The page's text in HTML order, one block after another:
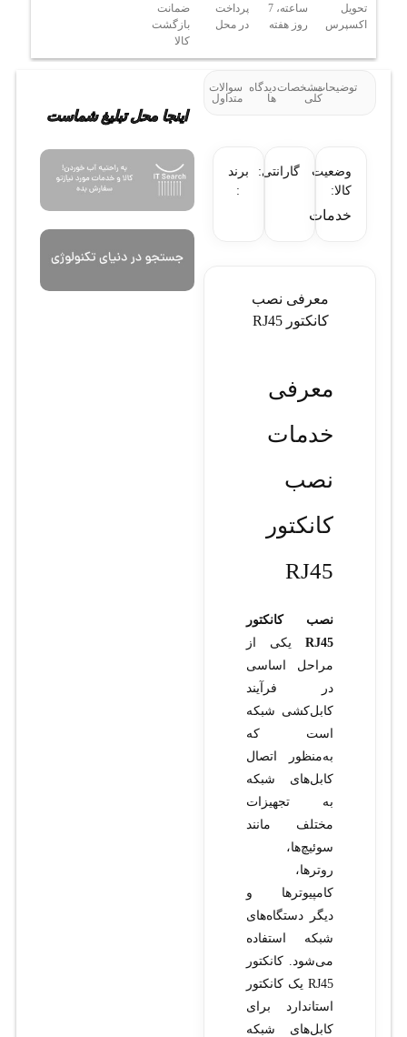
تحویل
اکسپرس
ساعته، 7
روز هفته
پرداخت
در محل
ضمانت
بازگشت
کالا
توضیحاتمشخصات
کلی
دیدگاه
ها
سوالات
متداول
وضعیت
کالا:
خدمات
گارانتی:
برند
:
معرفی نصب
کانکتور RJ45
معرفی
خدمات
نصب
کانکتور
RJ45
نصب کانکتور
RJ45یکی از
مراحل اساسی
در فرآیند
کابل‌کشی شبکه
است که
به‌منظور اتصال
کابل‌های شبکه
به تجهیزات
مختلف مانند
سوئیچ‌ها،
روترها،
کامپیوترها و
دیگر دستگاه‌های
شبکه استفاده
می‌شود. کانکتور
RJ45 یک کانکتور
استاندارد برای
کابل‌های شبکه
اینجا محل تبلیغ شماست